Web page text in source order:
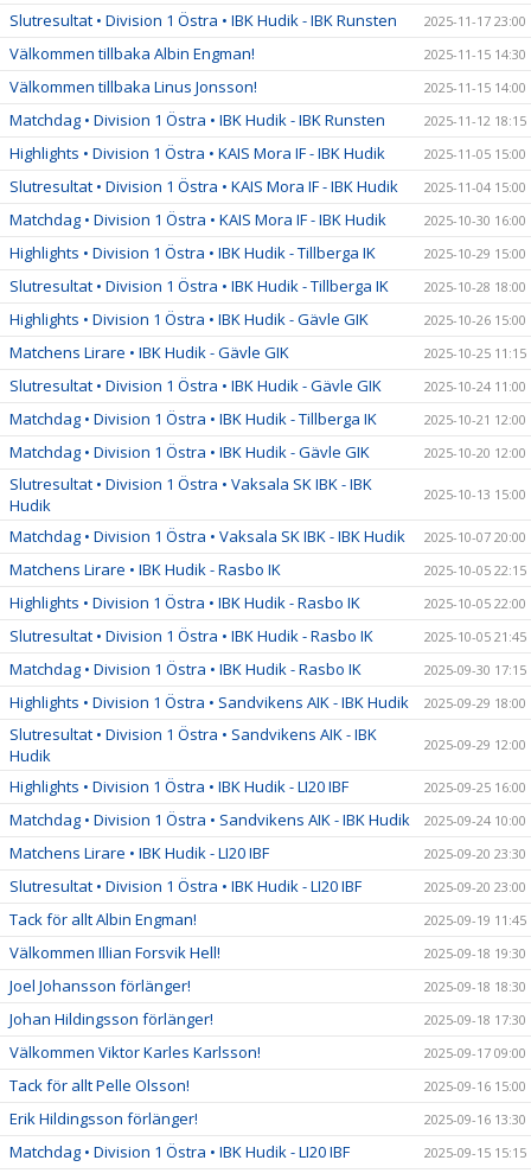
Slutresultat • Division 1 Östra • IBK Hudik - IBK Runsten 2025-11-17 23:00
Välkommen tillbaka Albin Engman! 2025-11-15 14:30
Välkommen tillbaka Linus Jonsson! 2025-11-15 14:00
Matchdag • Division 1 Östra • IBK Hudik - IBK Runsten 2025-11-12 18:15
Highlights • Division 1 Östra • KAIS Mora IF - IBK Hudik 2025-11-05 15:00
Slutresultat • Division 1 Östra • KAIS Mora IF - IBK Hudik 2025-11-04 15:00
Matchdag • Division 1 Östra • KAIS Mora IF - IBK Hudik 2025-10-30 16:00
Highlights • Division 1 Östra • IBK Hudik - Tillberga IK 2025-10-29 15:00
Slutresultat • Division 1 Östra • IBK Hudik - Tillberga IK 2025-10-28 18:00
Highlights • Division 1 Östra • IBK Hudik - Gävle GIK 2025-10-26 15:00
Matchens Lirare • IBK Hudik - Gävle GIK 2025-10-25 11:15
Slutresultat • Division 1 Östra • IBK Hudik - Gävle GIK 2025-10-24 11:00
Matchdag • Division 1 Östra • IBK Hudik - Tillberga IK 2025-10-21 12:00
Matchdag • Division 1 Östra • IBK Hudik - Gävle GIK 2025-10-20 12:00
Slutresultat • Division 1 Östra • Vaksala SK IBK - IBK
Hudik
2025-10-13 15:00
Matchdag • Division 1 Östra • Vaksala SK IBK - IBK Hudik 2025-10-07 20:00
Matchens Lirare • IBK Hudik - Rasbo IK 2025-10-05 22:15
Highlights • Division 1 Östra • IBK Hudik - Rasbo IK 2025-10-05 22:00
Slutresultat • Division 1 Östra • IBK Hudik - Rasbo IK 2025-10-05 21:45
Matchdag • Division 1 Östra • IBK Hudik - Rasbo IK 2025-09-30 17:15
Highlights • Division 1 Östra • Sandvikens AIK - IBK Hudik 2025-09-29 18:00
Slutresultat • Division 1 Östra • Sandvikens AIK - IBK
Hudik
2025-09-29 12:00
Highlights • Division 1 Östra • IBK Hudik - LI20 IBF 2025-09-25 16:00
Matchdag • Division 1 Östra • Sandvikens AIK - IBK Hudik 2025-09-24 10:00
Matchens Lirare • IBK Hudik - LI20 IBF 2025-09-20 23:30
Slutresultat • Division 1 Östra • IBK Hudik - LI20 IBF 2025-09-20 23:00
Tack för allt Albin Engman! 2025-09-19 11:45
Välkommen Illian Forsvik Hell! 2025-09-18 19:30
Joel Johansson förlänger! 2025-09-18 18:30
Johan Hildingsson förlänger! 2025-09-18 17:30
Välkommen Viktor Karles Karlsson! 2025-09-17 09:00
Tack för allt Pelle Olsson! 2025-09-16 15:00
Erik Hildingsson förlänger! 2025-09-16 13:30
Matchdag • Division 1 Östra • IBK Hudik - LI20 IBF 2025-09-15 15:15